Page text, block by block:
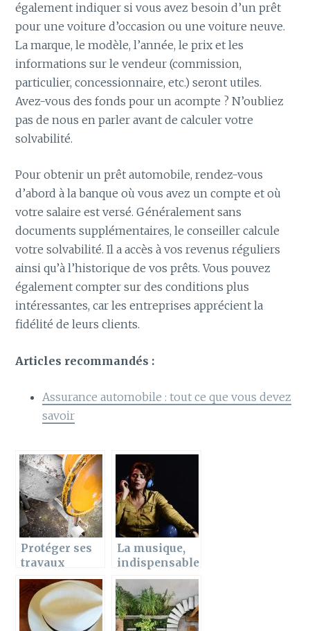
également indiquer si vous avez besoin d’un prêt
pour une voiture d’occasion ou une voiture neuve.
La marque, le modèle, l’année, le prix et les
informations sur le vendeur (commission,
particulier, concessionnaire, etc.) seront utiles.
Avez-vous des fonds pour un acompte ? N’oubliez
pas de nous en parler avant de calculer votre
solvabilité.
Pour obtenir un prêt automobile, rendez-vous
d’abord à la banque où vous avez un compte et où
votre salaire est versé. Généralement sans
documents supplémentaires, le conseiller calcule
votre solvabilité. Il a accès à vos revenus réguliers
ainsi qu’à l’historique de vos prêts. Vous pouvez
également compter sur des conditions plus
intéressantes, car les entreprises apprécient la
fidélité de leurs clients.
Articles recommandés :
Assurance automobile : tout ce que vous devez
savoir
Protéger ses
travaux
devant chez
soi, les outils
à avoir.
La musique,
indispensable
dans notre
quotidien